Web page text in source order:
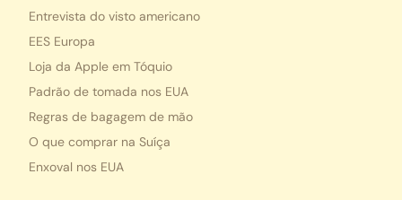
Entrevista do visto americano
EES Europa
Loja da Apple em Tóquio
Padrão de tomada nos EUA
Regras de bagagem de mão
O que comprar na Suíça
Enxoval nos EUA